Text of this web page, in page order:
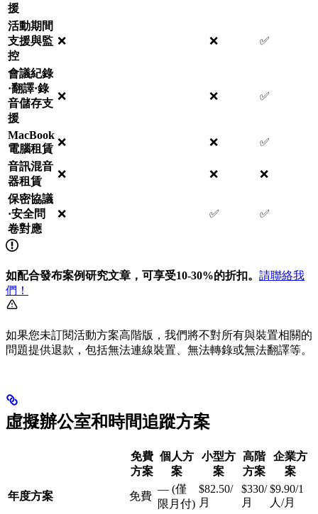
援
活動期間
支援與監
控
❌ ❌ ✅
會議紀錄
·翻譯·錄
音儲存支
援
❌ ❌ ✅
MacBook
電腦租賃
❌ ❌
✅
音訊混音
器租賃
❌ ❌ ❌
保密協議
·安全問
卷對應
❌ ✅ ✅
如配合發布案例研究文章，可享受10-30%的折扣。 請聯絡我
們！
如果您未訂閱活動方案高階版，我們將不對所有與裝置相關的
問題提供退款，包括無法連線裝置、無法轉錄或無法翻譯等。
虛擬辦公室和時間追蹤方案
免費
方案
個人方
案
小型方
案
高階
方案
企業方
案
年度方案 免費
— (僅
限月付)
$82.50/
月
$330/
月
$9.90/1
人/月